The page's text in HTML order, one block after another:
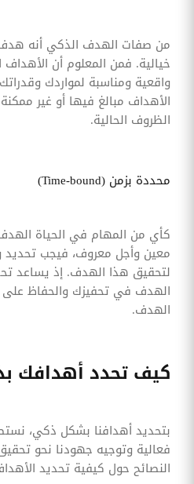
من صفات الهدف الذكي أنه هدف
خيالية. فمن المعلوم أن
واقعية ومناسبة لمواردك
الأهداف مبالغ فيها أو غير
الظروف الحالية.
محددة بزمن (Time-bound)
كأي من المهام في الحياة
معين وأجل معروف، فيجب تحديد
لتحقيق هذا الهدف. إذ يساعد
الهدف في تحفيزك والحفاظ على
الهدف.
كيف تحدد أهدافك
بتحديد أهدافنا بشكل ذكي،
فعالية وتوجيه جهودنا نحو
النصائح حول كيفية تحديد